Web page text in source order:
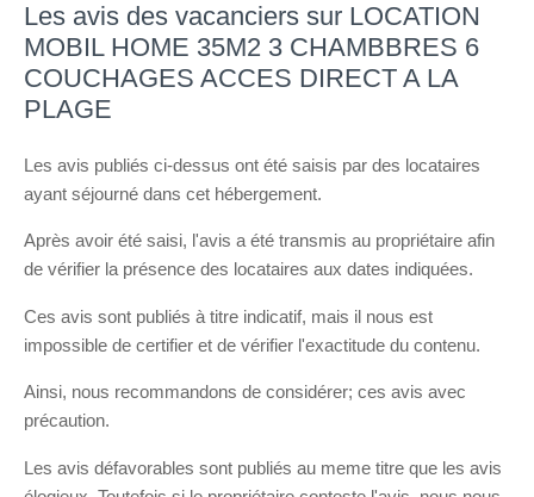
Les avis des vacanciers sur LOCATION
MOBIL HOME 35M2 3 CHAMBBRES 6
COUCHAGES ACCES DIRECT A LA
PLAGE
Les avis publiés ci-dessus ont été saisis par des locataires
ayant séjourné dans cet hébergement.
Après avoir été saisi, l'avis a été transmis au propriétaire afin
de vérifier la présence des locataires aux dates indiquées.
Ces avis sont publiés à titre indicatif, mais il nous est
impossible de certifier et de vérifier l'exactitude du contenu.
Ainsi, nous recommandons de considérer; ces avis avec
précaution.
Les avis défavorables sont publiés au meme titre que les avis